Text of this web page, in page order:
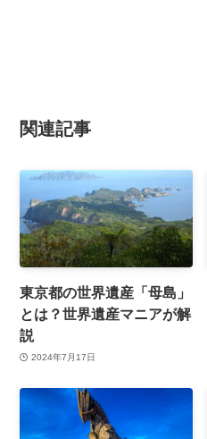
関連記事
東京都の世界遺産「母島」
とは？世界遺産マニアが解
説
2024年7月17日